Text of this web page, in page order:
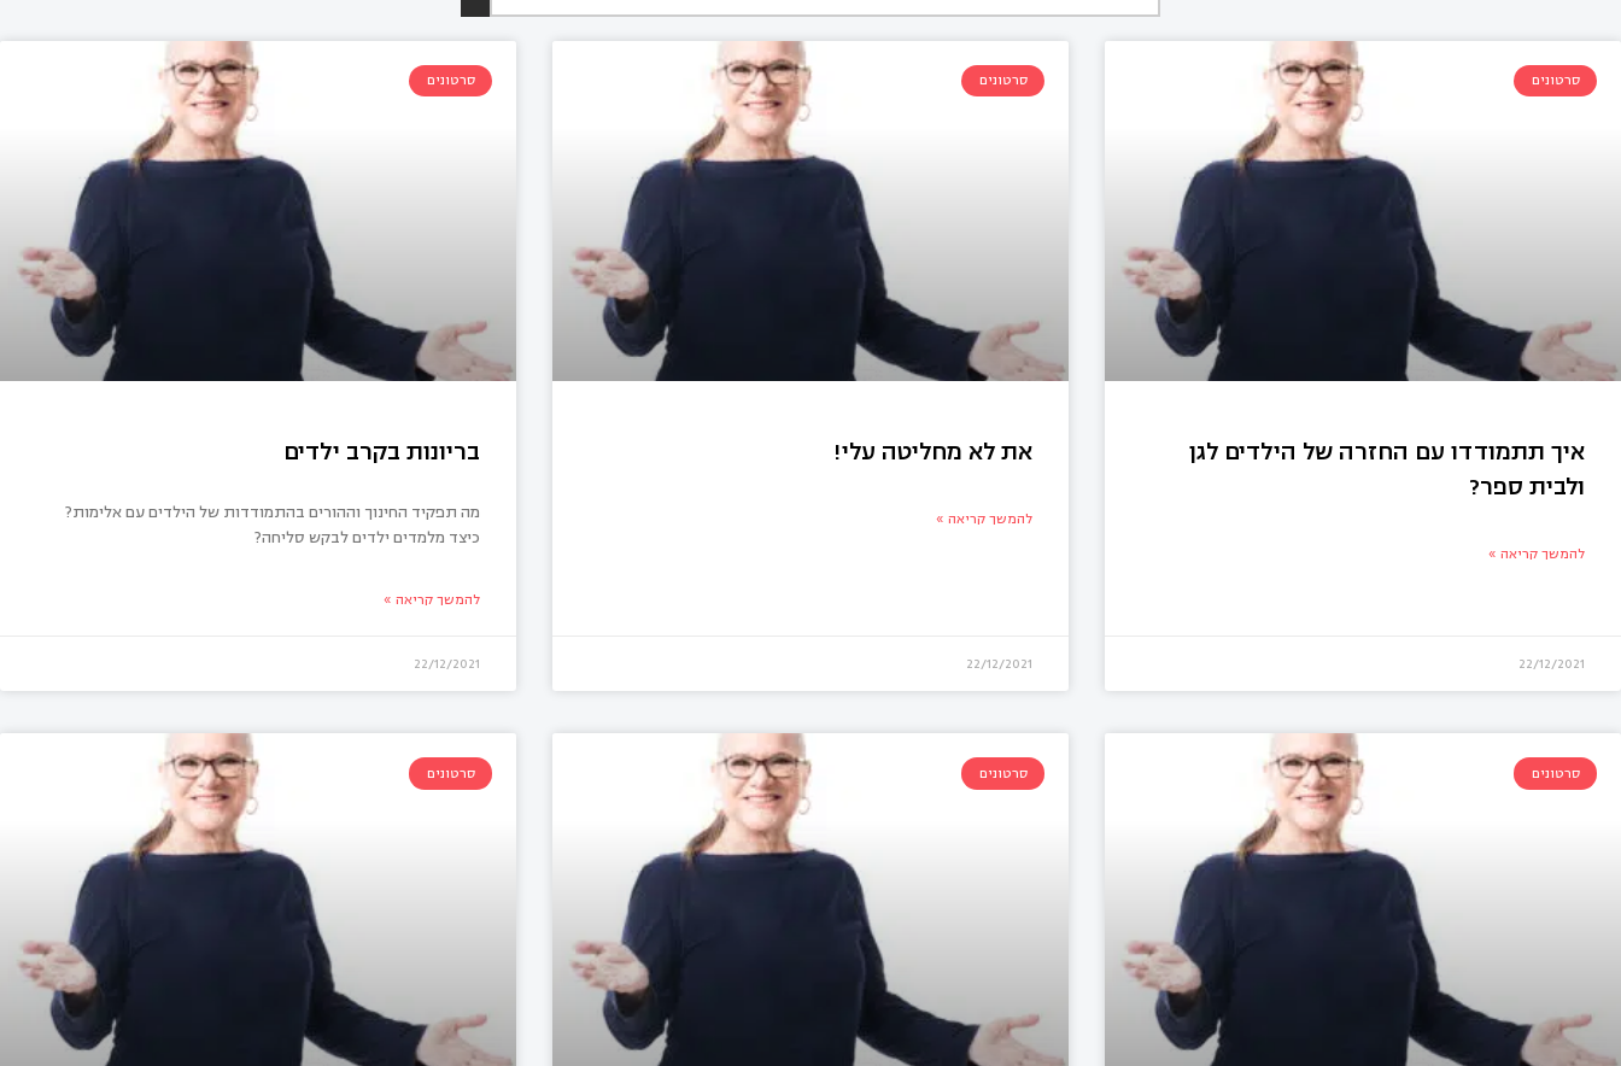
סרטונים
איך תתמודדו עם החזרה של הילדים לגן
ולבית ספר?
להמשך קריאה »
22/12/2021
סרטונים
את לא מחליטה עלי!
להמשך קריאה »
22/12/2021
סרטונים
בריונות בקרב ילדים
מה תפקיד החינוך וההורים בהתמודדות של הילדים עם אלימות?
כיצד מלמדים ילדים לבקש סליחה?
להמשך קריאה »
22/12/2021
סרטונים סרטונים סרטונים